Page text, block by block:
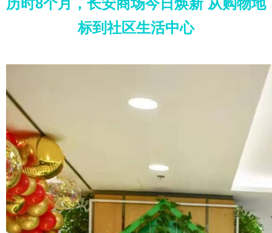
历时8个月，长安商场今日焕新 从购物地
标到社区生活中心